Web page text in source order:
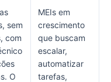
sem
com
O
MEIs em
crescimento
que buscam
escalar,
automatizar
tarefas,